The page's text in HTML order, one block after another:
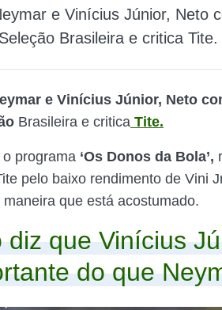
e Vinícius Júnior, Neto
Brasileira e critica Tite.
e Vinícius Júnior, Neto
Brasileira e critica Tite.
programa ‘Os Donos da Bola’,
pelo baixo rendimento de Vini
maneira que está acostumado.
diz que Vinícius
do que